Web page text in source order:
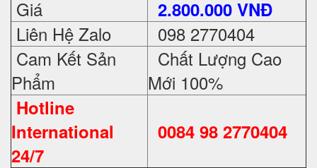
Giá
2.800.000 VNĐ
Liên Hệ Zalo
098 2770404
Cam Kết Sản
Phẩm
Chất Lượng Cao
Mới 100%
Hotline
International
24/7
0084 98 2770404